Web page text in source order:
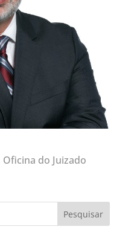
do Juizado
Pesquisar